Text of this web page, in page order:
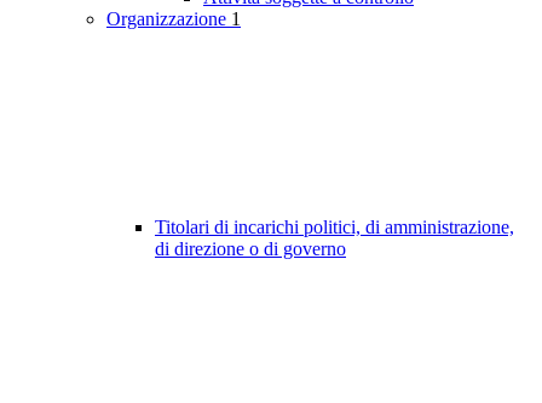
Organizzazione 1
Titolari di incarichi politici, di amministrazione,
di direzione o di governo